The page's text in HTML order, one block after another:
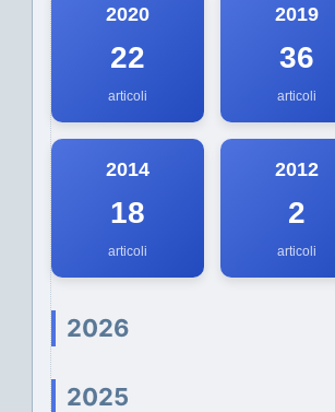
2020
22
articoli
2019
36
articoli
2014
18
articoli
2012
2
articoli
2026
2025